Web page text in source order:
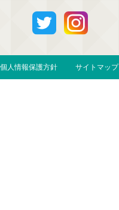
個人情報保護方針 サイトマップ